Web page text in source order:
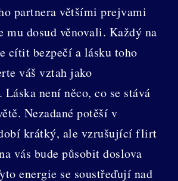
partnera většími prejvami
mu dosud věnovali. Každý na
cítit bezpečí a lásku toho
váš vztah jako
Láska není něco, co se stává
Nezadané potěší v
krátký, ale vzrušující flirt
vás bude působit doslova
energie se soustřeďují nad